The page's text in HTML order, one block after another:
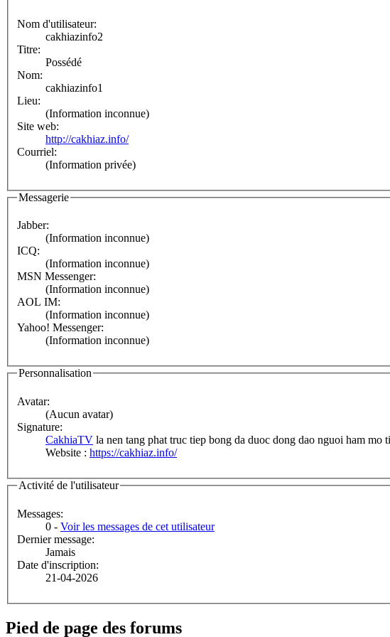
Nom d'utilisateur:
cakhiazinfo2
Titre:
Possédé
Nom:
cakhiazinfo1
Lieu:
(Information inconnue)
Site web:
http://cakhiaz.info/
Courriel:
(Information privée)
Messagerie
Jabber:
(Information inconnue)
ICQ:
(Information inconnue)
MSN Messenger:
(Information inconnue)
AOL IM:
(Information inconnue)
Yahoo! Messenger:
(Information inconnue)
Personnalisation
Avatar:
(Aucun avatar)
Signature:
CakhiaTV la nen tang phat truc tiep bong da duoc dong dao nguoi ham
Website : https://cakhiaz.info/
Activité de l'utilisateur
Messages:
0 - Voir les messages de cet utilisateur
Dernier message:
Jamais
Date d'inscription:
21-04-2026
Pied de page des forums